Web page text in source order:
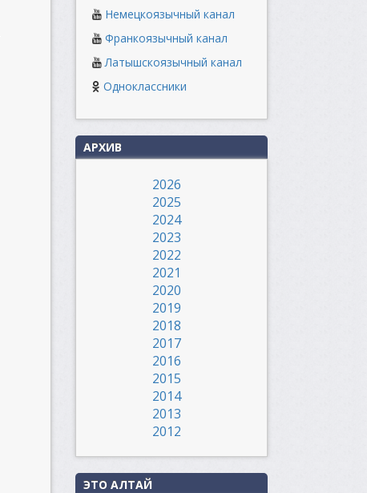
Немецкоязычный канал
Франкоязычный канал
Латышскоязычный канал
Одноклассники
АРХИВ
2026
2025
2024
2023
2022
2021
2020
2019
2018
2017
2016
2015
2014
2013
2012
ЭТО АЛТАЙ